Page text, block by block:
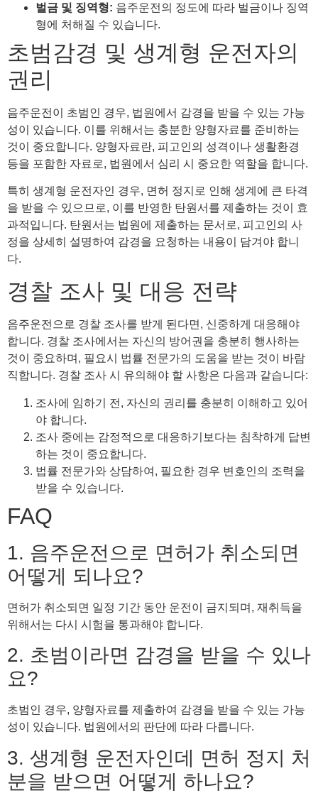
벌금 및 징역형: 음주운전의 정도에 따라 벌금이나 징역
형에 처해질 수 있습니다.
초범감경 및 생계형 운전자의
권리
음주운전이 초범인 경우, 법원에서 감경을 받을 수 있는 가능
성이 있습니다. 이를 위해서는 충분한 양형자료를 준비하는
것이 중요합니다. 양형자료란, 피고인의 성격이나 생활환경
등을 포함한 자료로, 법원에서 심리 시 중요한 역할을 합니다.
특히 생계형 운전자인 경우, 면허 정지로 인해 생계에 큰 타격
을 받을 수 있으므로, 이를 반영한 탄원서를 제출하는 것이 효
과적입니다. 탄원서는 법원에 제출하는 문서로, 피고인의 사
정을 상세히 설명하여 감경을 요청하는 내용이 담겨야 합니
다.
경찰 조사 및 대응 전략
음주운전으로 경찰 조사를 받게 된다면, 신중하게 대응해야
합니다. 경찰 조사에서는 자신의 방어권을 충분히 행사하는
것이 중요하며, 필요시 법률 전문가의 도움을 받는 것이 바람
직합니다. 경찰 조사 시 유의해야 할 사항은 다음과 같습니다:
조사에 임하기 전, 자신의 권리를 충분히 이해하고 있어
야 합니다.
조사 중에는 감정적으로 대응하기보다는 침착하게 답변
하는 것이 중요합니다.
법률 전문가와 상담하여, 필요한 경우 변호인의 조력을
받을 수 있습니다.
FAQ
1. 음주운전으로 면허가 취소되면
어떻게 되나요?
면허가 취소되면 일정 기간 동안 운전이 금지되며, 재취득을
위해서는 다시 시험을 통과해야 합니다.
2. 초범이라면 감경을 받을 수 있나
요?
초범인 경우, 양형자료를 제출하여 감경을 받을 수 있는 가능
성이 있습니다. 법원에서의 판단에 따라 다릅니다.
3. 생계형 운전자인데 면허 정지 처
분을 받으면 어떻게 하나요?